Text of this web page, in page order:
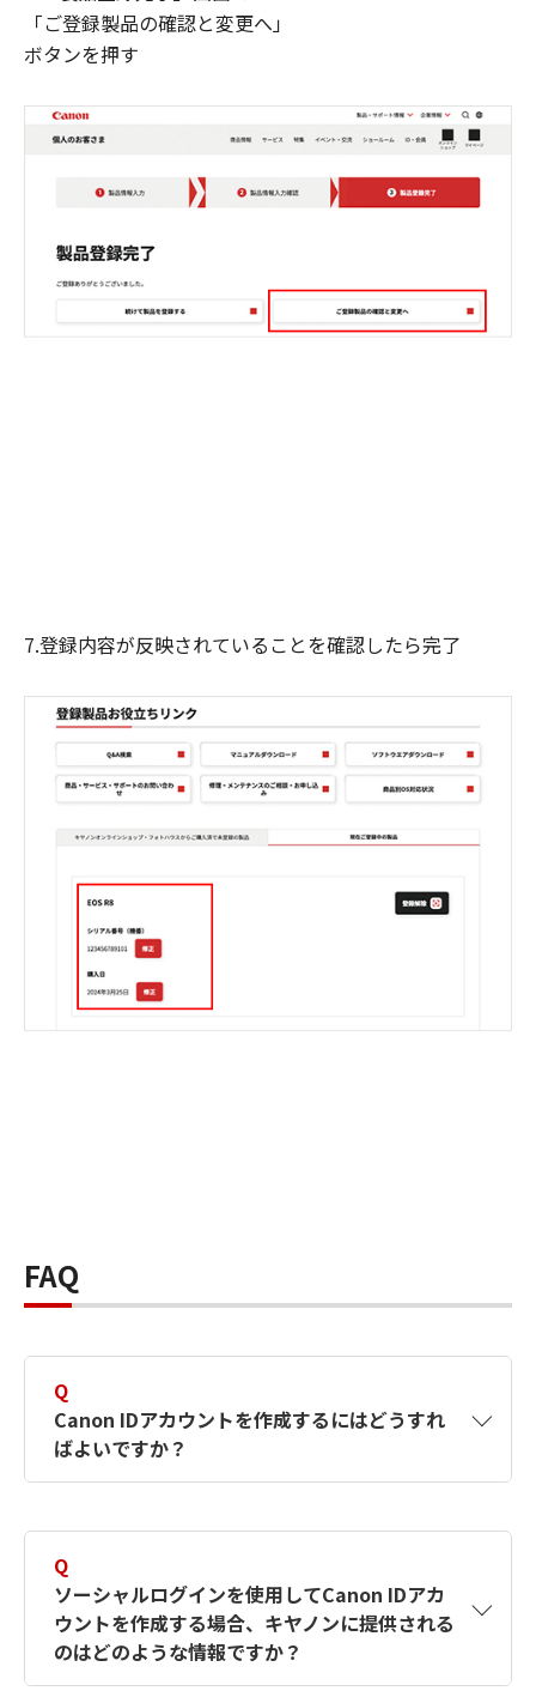
「ご登録製品の確認と変更へ」
ボタンを押す
7.登録内容が反映されていることを確認したら完了
FAQ
Q
Canon IDアカウントを作成するにはどうすれ
ばよいですか？
す。詳しい作成方法は【カメラ】Canon IDとは
何ですか？Canon IDの作成方法は？をご確認く
ださい。
Q
ソーシャルログインを使用してCanon IDアカ
ウントを作成する場合、キヤノンに提供される
のはどのような情報ですか？